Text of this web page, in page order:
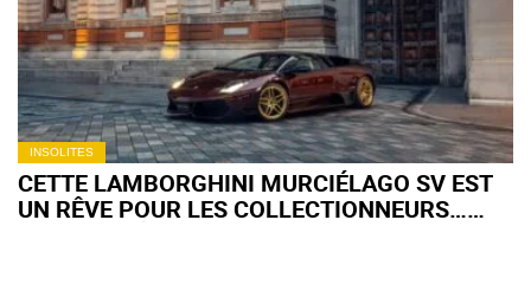
INSOLITES
CETTE LAMBORGHINI MURCIÉLAGO SV EST
UN RÊVE POUR LES COLLECTIONNEURS…